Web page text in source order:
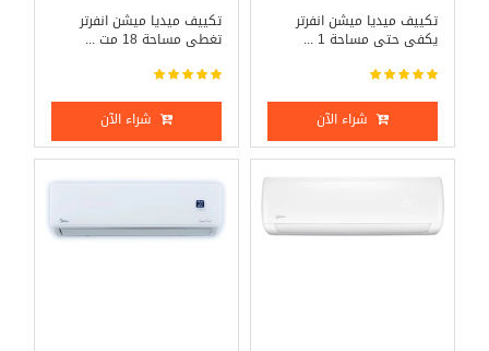
تكييف ميديا ميشن انفرتر
يكفى حتى مساحة 1 ...
شراء الآن
تكييف ميديا ميشن انفرتر
تغطى مساحة 18 مت ...
شراء الآن